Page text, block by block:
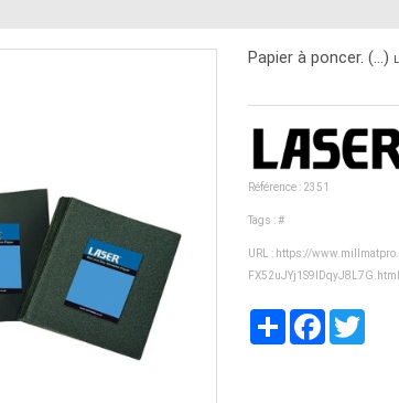
Papier à poncer. (...)
Référence : 2351
Tags :#
URL : https://
FX52uJYj1S9lDqyJ8L7G.html
PartagerFacebook